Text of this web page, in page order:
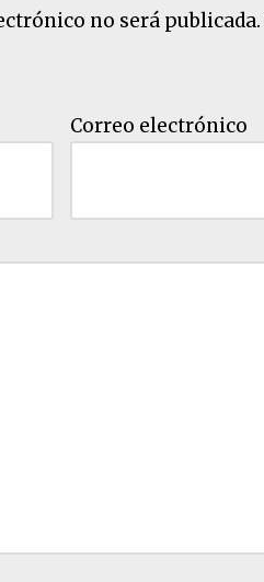
no será publicada.
Correo electrónico